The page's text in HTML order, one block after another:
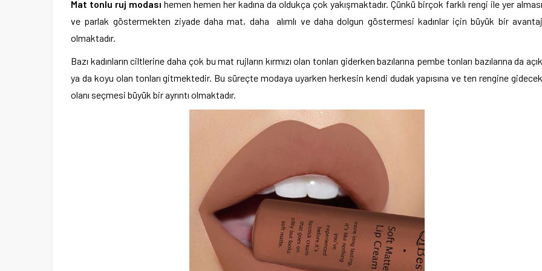
Mat tonlu ruj modası hemen hemen her kadına da oldukça çok yakışmaktadır. Çünkü birçok farklı rengi ile yer alması
ve parlak göstermekten ziyade daha mat, daha alımlı ve daha dolgun göstermesi kadınlar için büyük bir avantaj
olmaktadır.
Bazı kadınların ciltlerine daha çok bu mat rujların kırmızı olan tonları giderken bazılarına pembe tonları bazılarına da açık
ya da koyu olan tonları gitmektedir. Bu süreçte modaya uyarken herkesin kendi dudak yapısına ve ten rengine gidecek
olanı seçmesi büyük bir ayrıntı olmaktadır.